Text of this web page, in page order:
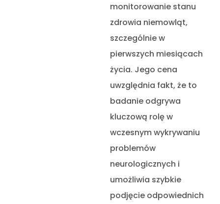
monitorowanie stanu
zdrowia niemowląt,
szczególnie w
pierwszych miesiącach
życia. Jego cena
uwzględnia fakt, że to
badanie odgrywa
kluczową rolę w
wczesnym wykrywaniu
problemów
neurologicznych i
umożliwia szybkie
podjęcie odpowiednich